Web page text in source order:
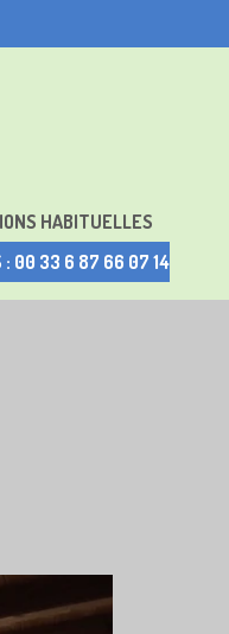
HABITUELLES
: 00 33 6 87 66 07 14